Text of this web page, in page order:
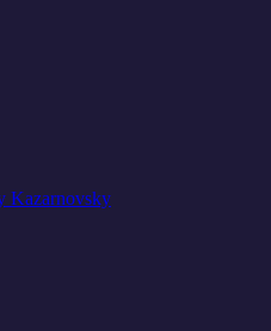
Kazarnovsky